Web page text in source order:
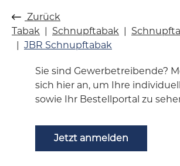
Zurück
Tabak
Schnupftabak
JBR Schnupftabak
Sie sind Gewerbetreibende?
sich hier an, um Ihre
sowie Ihr Bestellportal zu
Jetzt anmelden